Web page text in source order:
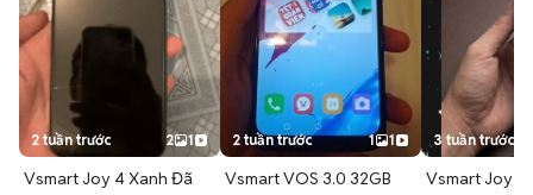
2 tuần trước 2 1
Vsmart Joy 4 Xanh Đã
2 tuần trước 1 1
Vsmart VOS 3.0 32GB
3 tuần trước
Vsmart Joy 4